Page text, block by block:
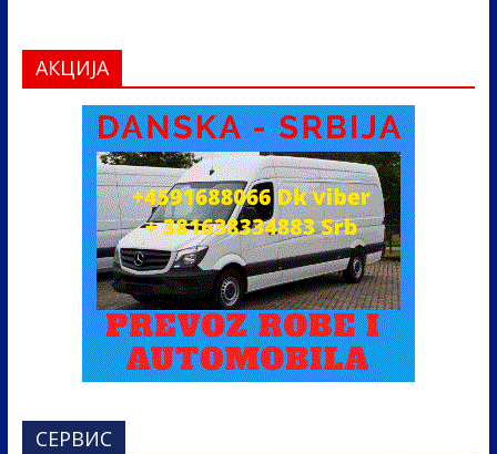
АКЦИЈА
СЕРВИС